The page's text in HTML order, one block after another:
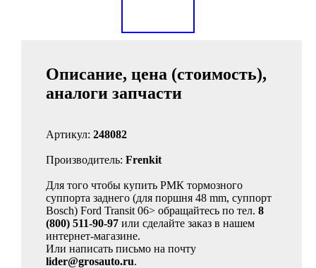
Описание, цена (стоимость),
аналоги запчасти
Артикул: 248082
Производитель: Frenkit
Для того чтобы купить РМК тормозного
суппорта заднего (для поршня 48 mm, суппорт
Bosch) Ford Transit 06> обращайтесь по тел. 8
(800) 511-90-97 или сделайте заказ в нашем
интернет-магазине.
Или написать письмо на почту
lider@grosauto.ru.